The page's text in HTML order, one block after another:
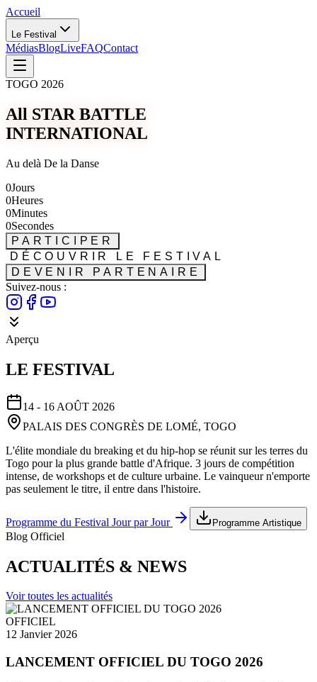
Accueil
Le Festival
MédiasBlogLiveFAQContact
TOGO 2026
All STAR BATTLE
INTERNATIONAL
Au delà De la Danse
0Jours
0Heures
0Minutes
0Secondes
PARTICIPER
DÉCOUVRIR LE FESTIVAL
DEVENIR PARTENAIRE
Suivez-nous :
Aperçu
LE FESTIVAL
14 - 16 AOÛT 2026
PALAIS DES CONGRÈS DE LOMÉ, TOGO
L'élite mondiale du breaking et du hip-hop se réunit sur les terres du
Togo pour la plus grande battle d'Afrique. 3 jours de compétition
intense, de workshops et de culture urbaine. Le vainqueur n'emporte
pas seulement le titre, il entre dans l'histoire.
Programme du Festival Jour par Jour Programme Artistique
Blog Officiel
ACTUALITÉS & NEWS
Voir toutes les actualités
OFFICIEL
12 Janvier 2026
LANCEMENT OFFICIEL DU TOGO 2026